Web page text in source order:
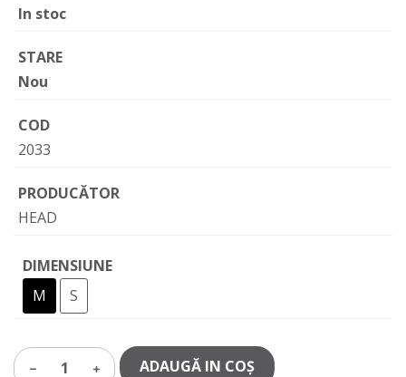
In stoc
STARE
Nou
COD
2033
PRODUCĂTOR
HEAD
DIMENSIUNE
M
S
1 ADAUGĂ IN COŞ